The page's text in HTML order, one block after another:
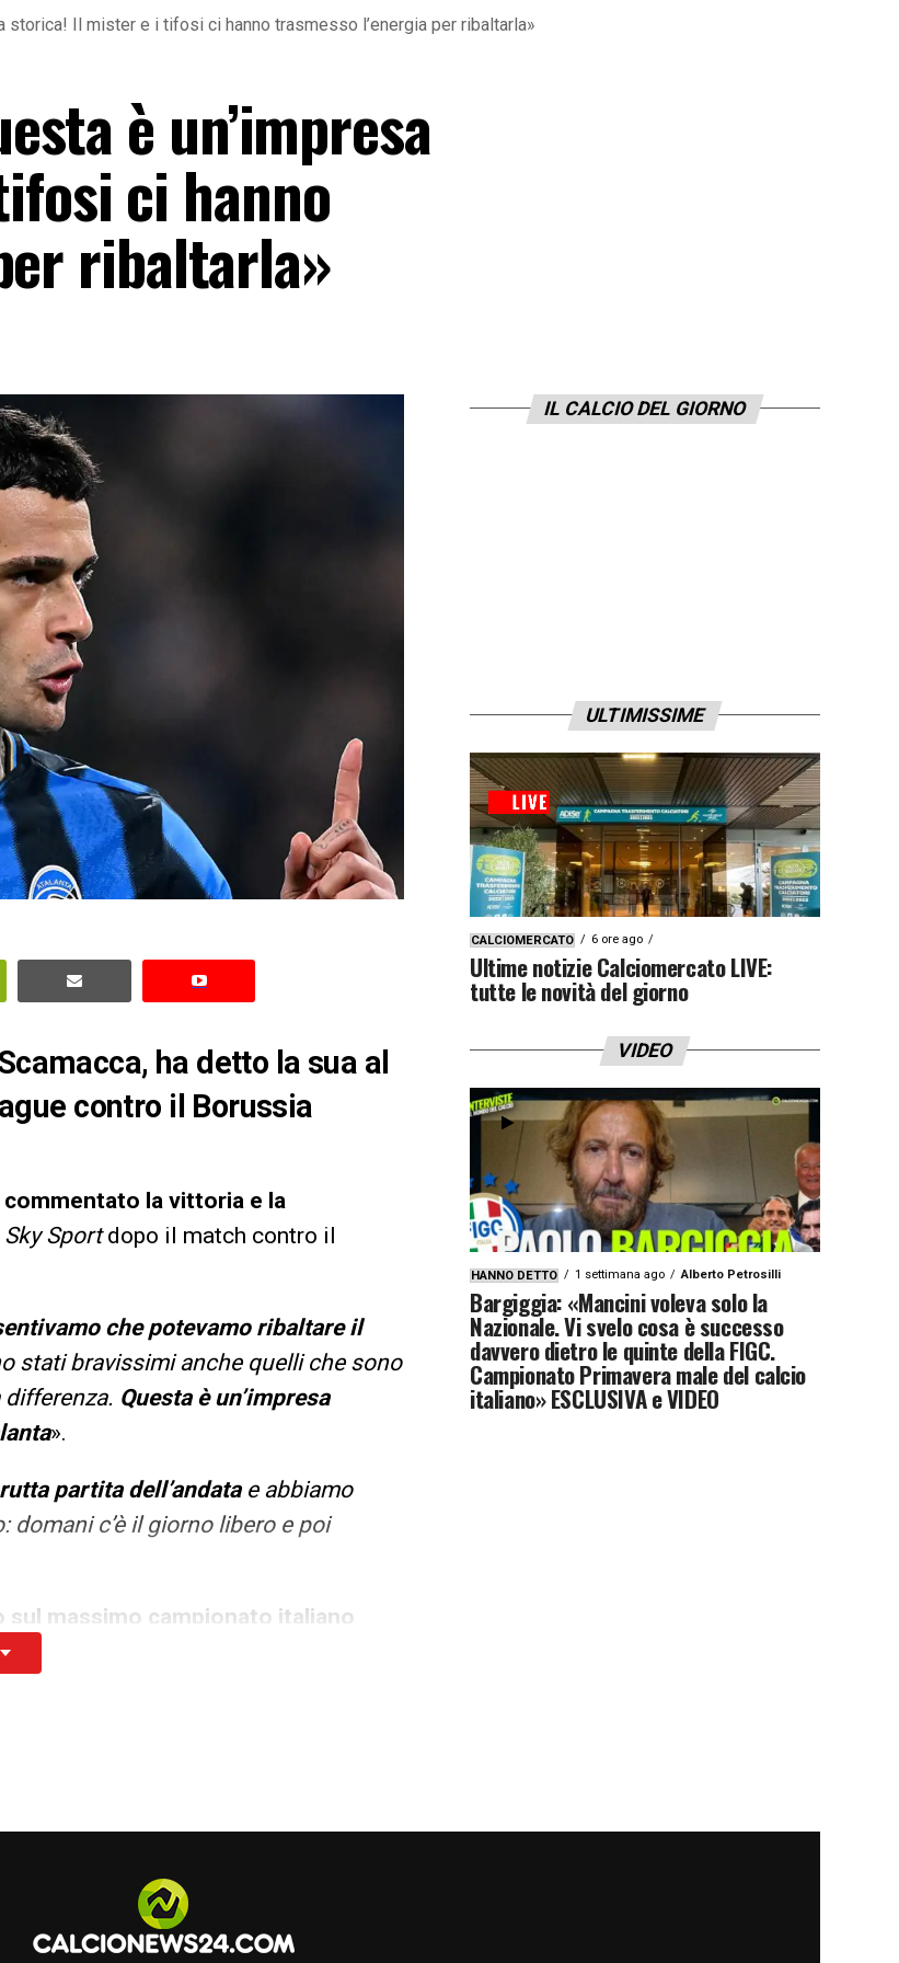
storica! Il mister e i tifosi ci hanno trasmesso l’energia per ribaltarla»
è un’impresa
ci hanno
ribaltarla»
ha detto la sua al
contro il Borussia
commentato la vittoria e la
Sky Sportdopo il match contro il
che potevamo ribaltare il
stati bravissimi anche quelli che sono
Questa è un’impresa
».
partita dell’andata e abbiamo
c’è il giorno libero e poi
massimo campionato italiano
energia e una spinta
in casa e in trasferta. Per questoli
NOW: in questo momento
IL CALCIO DEL GIORNO
ULTIMISSIME
CALCIOMERCATO 6 ore ago
Ultime notizie Calciomercato LIVE:
tutte le novità del giorno
VIDEO
HANNO DETTO 1 settimana ago Alberto Petrosilli
Bargiggia: «Mancini voleva solo la
Nazionale. Vi svelo cosa è successo
davvero dietro le quinte della FIGC.
Campionato Primavera male del calcio
italiano» ESCLUSIVA e VIDEO